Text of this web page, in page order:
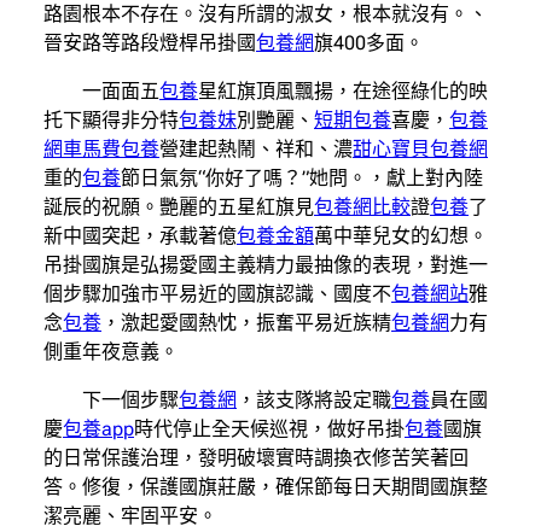
路園根本不存在。沒有所謂的淑女，根本就沒有。、
晉安路等路段燈桿吊掛國包養網旗400多面。
一面面五包養星紅旗頂風飄揚，在途徑綠化的映
托下顯得非分特包養妹別艷麗、 短期包養喜慶， 包養
網車馬費包養營建起熱鬧、祥和、濃甜心寶貝包養網
重的包養節日氣氛“你好了嗎？”她問。，獻上對內陸
誕辰的祝願。艷麗的五星紅旗見包養網比較證包養了
新中國突起，承載著億包養金額萬中華兒女的幻想。
吊掛國旗是弘揚愛國主義精力最抽像的表現，對進一
個步驟加強市平易近的國旗認識、國度不包養網站雅
念包養 ，激起愛國熱忱，振奮平易近族精包養網力有
側重年夜意義。
下一個步驟包養網 ，該支隊將設定職包養員在國
慶包養app時代停止全天候巡視，做好吊掛包養國旗
的日常保護治理，發明破壞實時調換衣修苦笑著回
答。修復，保護國旗莊嚴，確保節每日天期間國旗整
潔亮麗、牢固平安。